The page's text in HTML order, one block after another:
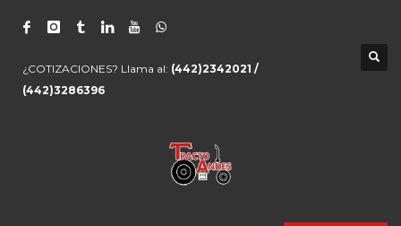
¿COTIZACIONES? Llama al: (442)2342021 /
(442)3286396